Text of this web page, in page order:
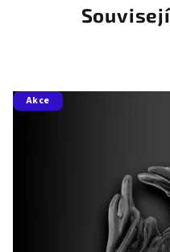
Akce